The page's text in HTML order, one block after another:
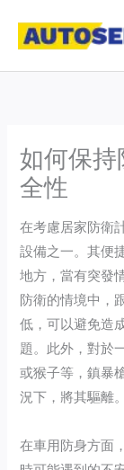
如何保
全性
在考慮居家防衛
設備之一。其便
地方，當有突發
防衛的情境中，
低，可以避免造
題。此外，對於
或猴子等，鎮暴
況下，將其驅離。
在車用防身方面